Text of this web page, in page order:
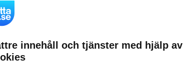
innehåll och tjänster med hjälp av